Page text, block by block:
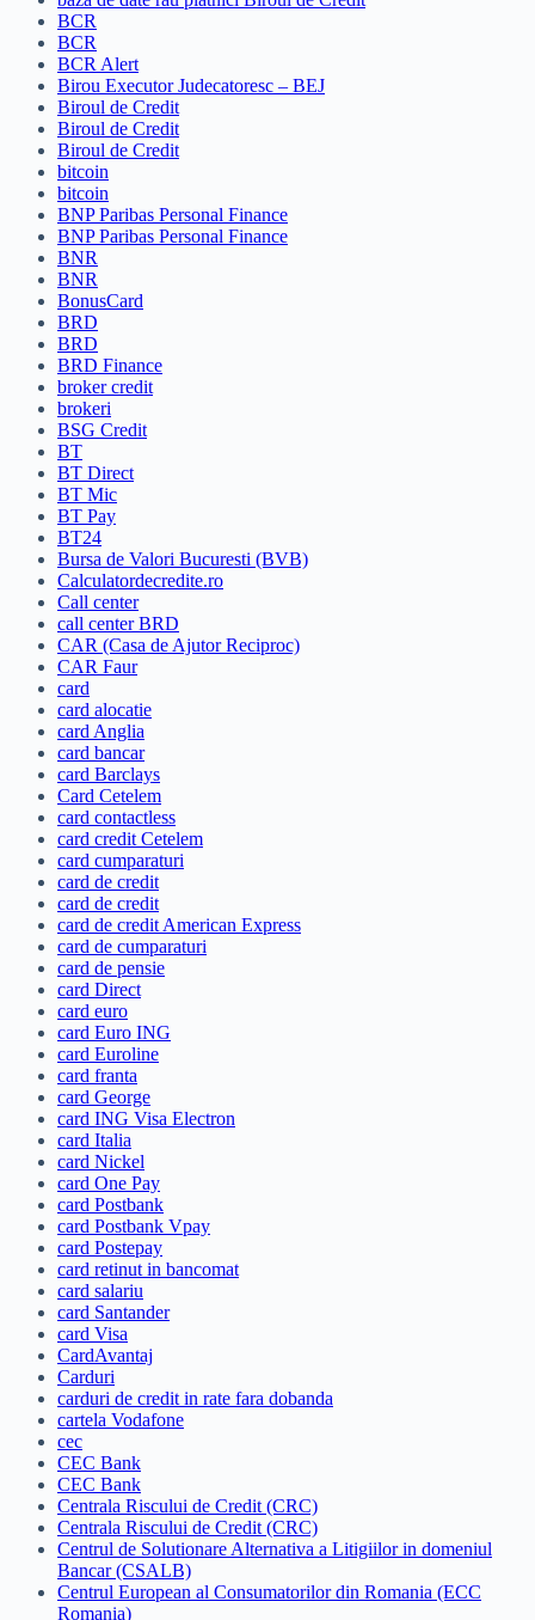
BCR
BCR
BCR Alert
Birou Executor Judecatoresc – BEJ
Biroul de Credit
Biroul de Credit
Biroul de Credit
bitcoin
bitcoin
BNP Paribas Personal Finance
BNP Paribas Personal Finance
BNR
BNR
BonusCard
BRD
BRD
BRD Finance
broker credit
brokeri
BSG Credit
BT
BT Direct
BT Mic
BT Pay
BT24
Bursa de Valori Bucuresti (BVB)
Calculatordecredite.ro
Call center
call center BRD
CAR (Casa de Ajutor Reciproc)
CAR Faur
card
card alocatie
card Anglia
card bancar
card Barclays
Card Cetelem
card contactless
card credit Cetelem
card cumparaturi
card de credit
card de credit
card de credit American Express
card de cumparaturi
card de pensie
card Direct
card euro
card Euro ING
card Euroline
card franta
card George
card ING Visa Electron
card Italia
card Nickel
card One Pay
card Postbank
card Postbank Vpay
card Postepay
card retinut in bancomat
card salariu
card Santander
card Visa
CardAvantaj
Carduri
carduri de credit in rate fara dobanda
cartela Vodafone
cec
CEC Bank
CEC Bank
Centrala Riscului de Credit (CRC)
Centrala Riscului de Credit (CRC)
Centrul de Solutionare Alternativa a Litigiilor in domeniul
Bancar (CSALB)
Centrul European al Consumatorilor din Romania (ECC
Romania)